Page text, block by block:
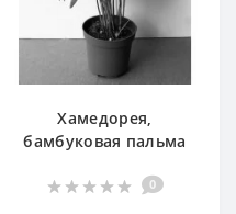
Хамедорея,
бамбуковая пальма
0